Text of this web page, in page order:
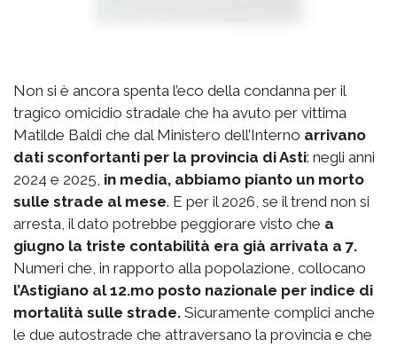
Non si è ancora spenta l’eco della condanna per il
tragico omicidio stradale che ha avuto per vittima
Matilde Baldi che dal Ministero dell’Interno arrivano
dati sconfortanti per la provincia di Asti: negli anni
2024 e 2025, in media, abbiamo pianto un morto
sulle strade al mese. E per il 2026, se il trend non si
arresta, il dato potrebbe peggiorare visto che a
giugno la triste contabilità era già arrivata a 7.
Numeri che, in rapporto alla popolazione, collocano
l’Astigiano al 12.mo posto nazionale per indice di
mortalità sulle strade. Sicuramente complici anche
le due autostrade che attraversano la provincia e che